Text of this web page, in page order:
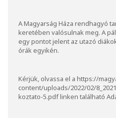
A Magyarság Háza rendhagyó
keretében valósulnak meg. A
egy pontot jelent az utazó
órák egyikén.
Kérjük, olvassa el a https://
content/uploads/2022/02/
koztato-5.pdflinken található